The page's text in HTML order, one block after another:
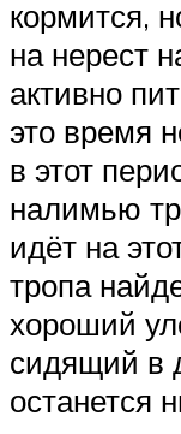
кормится,
на нерест
активно
это время
в этот
налимью
идёт на
тропа
хороший
сидящий в
останется